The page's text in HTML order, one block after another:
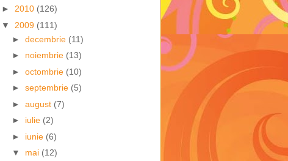
► 2010 (126)
▼ 2009 (111)
► decembrie (11)
► noiembrie (13)
► octombrie (10)
► septembrie (5)
► august (7)
► iulie (2)
► iunie (6)
▼ mai (12)